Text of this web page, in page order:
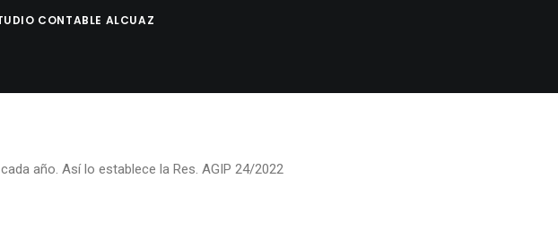
CONTABLE ALCUAZ
año. Así lo establece la Res. AGIP 24/2022